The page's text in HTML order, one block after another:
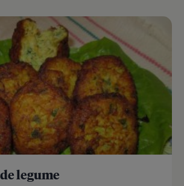
legume